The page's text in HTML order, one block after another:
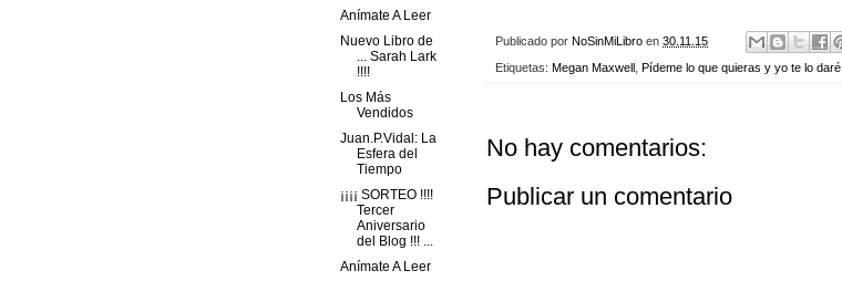
Publicado por NoSinMiLibro en 30.11.15
Etiquetas: Megan Maxwell Pídeme lo que quieras y yo te lo daré
No hay comentarios:
Publicar un comentario
Anímate A Leer
Nuevo Libro de
... Sarah Lark
!!!!
Los Más
Vendidos
Juan.P.Vidal: La
Esfera del
Tiempo
¡¡¡¡ SORTEO !!!!
Tercer
Aniversario
del Blog !!! ...
Anímate A Leer